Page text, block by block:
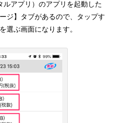
アプリ）のアプリを起動した
ジ】タブがあるので、タップす
選ぶ画面になります。